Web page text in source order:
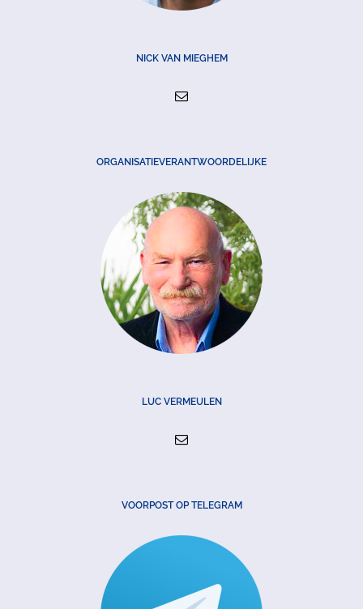
NICK VAN MIEGHEM
ORGANISATIEVERANTWOORDELIJKE
LUC VERMEULEN
VOORPOST OP TELEGRAM